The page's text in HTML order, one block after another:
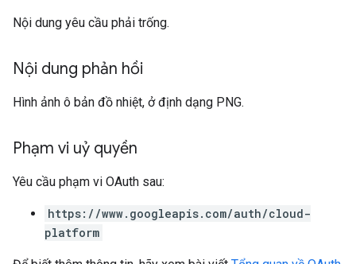
Nội dung yêu cầu phải trống.
Nội dung phản hồi
Hình ảnh ô bản đồ nhiệt, ở định dạng PNG.
Phạm vi uỷ quyền
Yêu cầu phạm vi OAuth sau:
https://www.googleapis.com/auth/cloud-
platform